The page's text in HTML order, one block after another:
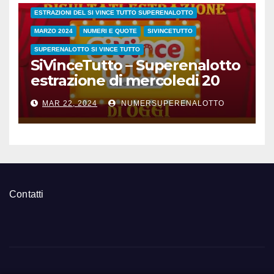
ESTRAZIONI DEL SI VINCE TUTTO SUPERENALOTTO
MARZO 2024 NUMERI E QUOTE SIVINCETUTTO
SUPERENALOTTO SI VINCE TUTTO
SiVinceTutto – Superenalotto
estrazione di mercoledi 20
marzo 2024 numeri vincenti
e quote
MAR 22, 2024 NUMERSUPERENALOTTO
Contatti